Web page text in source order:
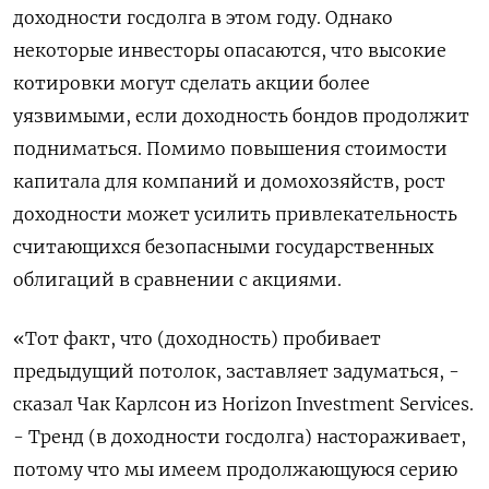
доходности госдолга в этом году. Однако
некоторые инвесторы опасаются, что высокие
котировки могут сделать акции более
уязвимыми, если доходность бондов продолжит
подниматься. Помимо повышения стоимости
капитала для компаний и домохозяйств, рост
доходности может усилить привлекательность
считающихся безопасными государственных
облигаций в сравнении с акциями.
«Тот факт, что (доходность) пробивает
предыдущий потолок, заставляет задуматься, -
сказал Чак Карлсон из Horizon Investment Services.
- Тренд (в доходности госдолга) настораживает,
потому что мы имеем продолжающуюся серию